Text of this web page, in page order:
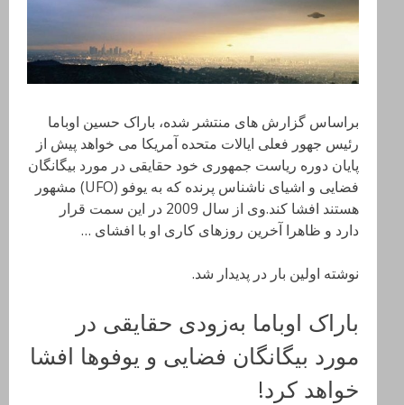
براساس گزارش های منتشر شده، باراک حسین اوباما
رئیس جهور فعلی ایالات متحده آمریکا می خواهد پیش از
پایان دوره ریاست جمهوری خود حقایقی در مورد بیگانگان
فضایی و اشیای ناشناس پرنده که به یوفو (UFO) مشهور
هستند افشا کند.وی از سال 2009 در این سمت قرار
دارد و ظاهرا آخرین روزهای کاری او با افشای …
نوشته اولین بار در پدیدار شد.
باراک اوباما به‌زودی حقایقی در
مورد بیگانگان فضایی و یوفوها افشا
خواهد کرد!